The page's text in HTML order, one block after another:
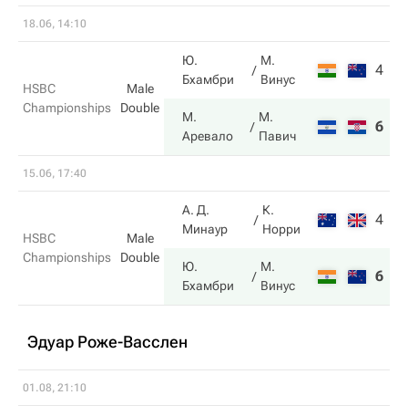
18.06, 14:10
HSBC
Championships
Male
Double
Ю.
Бхамбри
М.
Винус
4
М.
Аревало
М.
Павич
6
15.06, 17:40
HSBC
Championships
Male
Double
А. Д.
Минаур
К.
Норри
4
Ю.
Бхамбри
М.
Винус
6
Эдуар Роже-Васслен
01.08, 21:10